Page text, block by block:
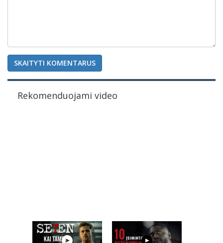
SKAITYTI KOMENTARUS
Rekomenduojami video